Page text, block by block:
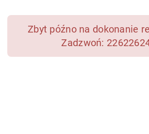
Zbyt późno na dokonanie
Zadzwoń: